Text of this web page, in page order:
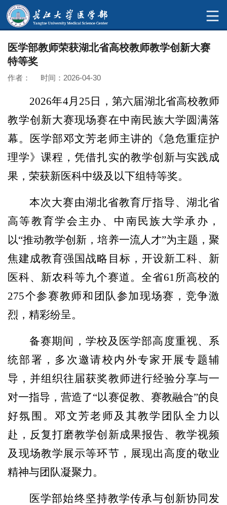
医学部教师荣获湖北省高校教师教学创新大赛
特等奖
作者： 时间：2026-04-30
2026年4月25日，第六届湖北省高校教师
教学创新大赛现场赛在中南民族大学圆满落
幕。医学部邓文芳老师主讲的《急危重症护
理学》课程，凭借扎实的教学创新与实践成
果，荣获新医科中级及以下组特等奖。
本次大赛由湖北省教育厅指导、湖北省
高等教育学会主办、中南民族大学承办，
以“推动教学创新，培养一流人才”为主题，聚
焦建成教育强国战略目标，开设新工科、新
医科、新农科等九个赛道。全省61所高校的
275个参赛教师和团队参加现场赛，竞争激
烈，精彩纷呈。
备赛期间，学校及医学部高度重视、系
统部署，多次邀请校内外专家开展专题辅
导，并组织往届获奖教师进行经验分享与一
对一指导，营造了“以赛促教、赛教融合”的良
好氛围。邓文芳老师及其教学团队全力以
赴，反复打磨教学创新成果报告、教学视频
及现场教学展示等环节，展现出高度的敬业
精神与团队凝聚力。
医学部始终坚持教学传承与创新协同发